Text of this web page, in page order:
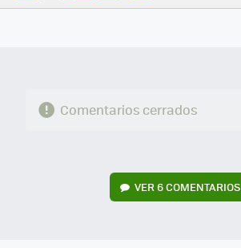
FACEBOOK
TWITTERFLIPBOARD
E-
WHATSAPP
Comentarios cerrados
VER 6 COMENTARIOS